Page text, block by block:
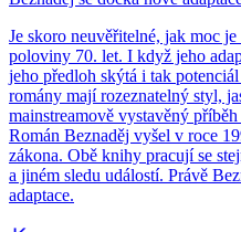
Je skoro neuvěřitelné, jak moc
poloviny 70. let. I když jeho
jeho předloh skýtá i tak
romány mají rozeznatelný styl,
mainstreamově vystavěný
Román Beznaděj vyšel v roce
zákona. Obě knihy pracují se
a jiném sledu událostí. Právě
adaptace.